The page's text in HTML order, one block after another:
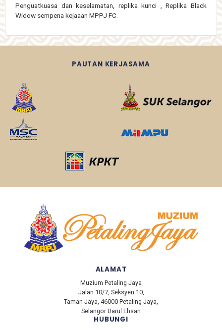
Penguatkuasa dan keselamatan, replika kunci , Replika Black
Widow sempena kejaaan MPPJ FC.
PAUTAN KERJASAMA
ALAMAT
Muzium Petaling Jaya
Jalan 10/7, Seksyen 10,
Taman Jaya, 46000 Petaling Jaya,
Selangor Darul Ehsan
HUBUNGI